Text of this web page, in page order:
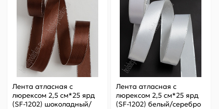
Лента атласная с
люрексом 2,5 см*25 ярд
(SF-1202) шоколадный/
Лента атласная с
люрексом 2,5 см*25 ярд
(SF-1202) белый/серебро